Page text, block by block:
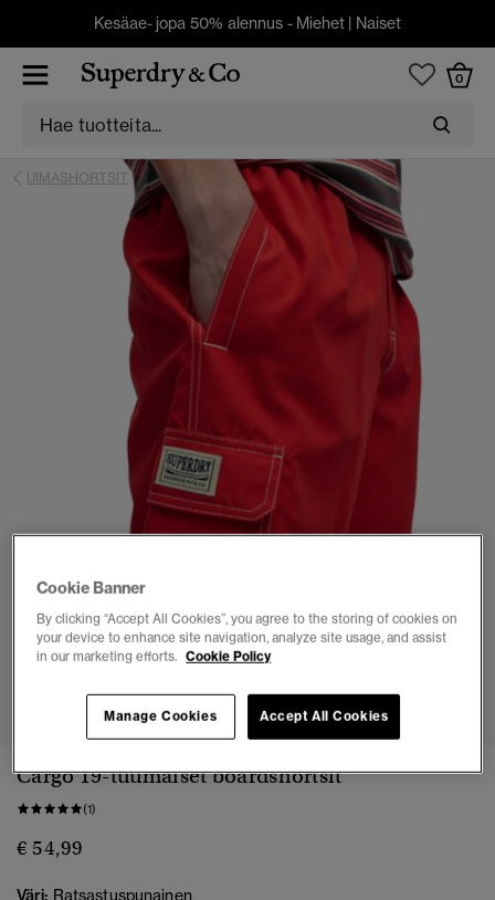
Kesäae- jopa 50% alennus - Miehet | Naiset
0
UIMASHORTSIT
Cargo 19-tuumaiset boardshortsit
(1)
€ 54,99
Cookie Banner
By clicking “Accept All Cookies”, you agree to the storing of cookies on
your device to enhance site navigation, analyze site usage, and assist
in our marketing efforts. Cookie Policy
Accept All Cookies
Manage Cookies